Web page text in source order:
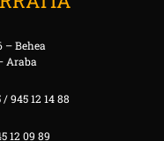
– Behea
Araba
/ 945 12 14 88
12 09 89